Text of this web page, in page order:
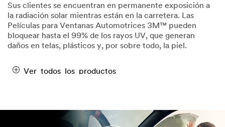
Sus clientes se encuentran en permanente exposición a
la radiación solar mientras están en la carretera. Las
Películas para Ventanas Automotrices 3M™ pueden
bloquear hasta el 99% de los rayos UV, que generan
daños en telas, plásticos y, por sobre todo, la piel.
Ver todos los productos